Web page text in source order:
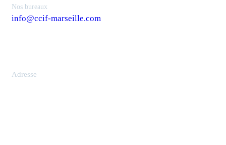
Nos bureaux
info@ccif-marseille.com
Adresse